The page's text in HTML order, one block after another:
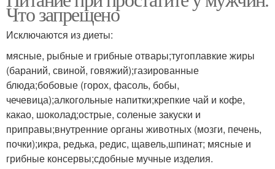
Что запрещено
Исключаются из диеты:
мясные, рыбные и грибные отвары;тугоплавкие жиры
(бараний, свиной, говяжий);газированные
блюда;бобовые (горох, фасоль, бобы,
чечевица);алкогольные напитки;крепкие чай и кофе,
какао, шоколад;острые, соленые закуски и
приправы;внутренние органы животных (мозги, печень,
почки);икра, редька, редис, щавель,шпинат; мясные и
грибные консервы;сдобные мучные изделия.